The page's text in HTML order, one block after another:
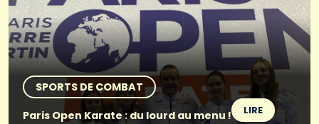
SPORTS DE COMBAT
Paris Open Karate : du lourd au menu !
LIRE